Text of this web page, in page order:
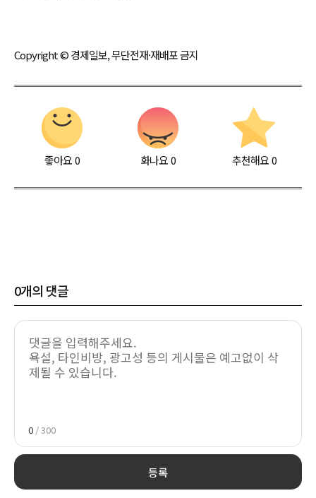
Copyright © 경제일보, 무단전재·재배포 금지
좋아요0 화나요0 추천해요 0
0개의 댓글
0 / 300
등록